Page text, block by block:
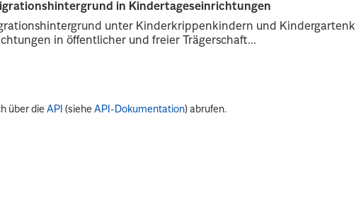
in Kindertageseinrichtungen
unter Kinderkrippenkindern und
in öffentlicher und freier Trägerschaft...
über dieAPI (sieheAPI-Dokumentation) abrufen.